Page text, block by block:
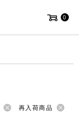
0
再入荷商品